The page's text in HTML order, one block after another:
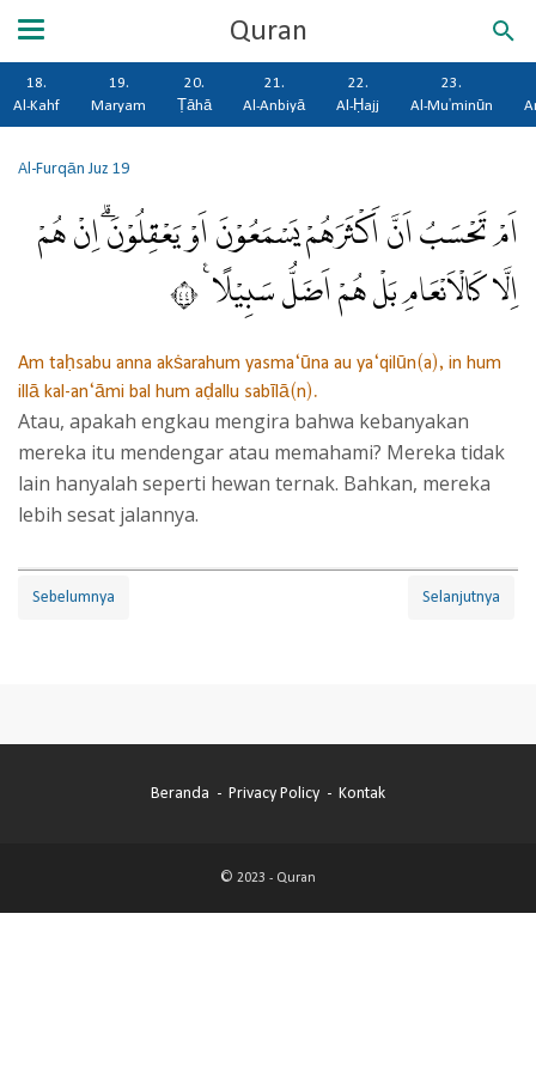
Quran
18.
Al-Kahf
19.
Maryam
20.
Ṭāhā
21.
Al-Anbiyā
22.
Al-Ḥajj
23.
Al-Mu'minūn
Al-FurqānJuz 19
اَمْ تَحْسَبُ اَنَّ اَكْثَرَهُمْ يَسْمَعُوْنَ اَوْ يَعْقِلُوْنَۗ اِنْ هُمْ
اِلَّا كَالْاَنْعَامِ بَلْ هُمْ اَضَلُّ سَبِيْلًا ࣖ ٤٤
Am taḥsabu anna akṡarahum yasma‘ūna au ya‘qilūn(a), in hum
illā kal-an‘āmi bal hum aḍallu sabīlā(n).
Atau, apakah engkau mengira bahwa kebanyakan
mereka itu mendengar atau memahami? Mereka tidak
lain hanyalah seperti hewan ternak. Bahkan, mereka
lebih sesat jalannya.
Sebelumnya Selanjutnya
Beranda Privacy Policy Kontak
© 2023 - Quran